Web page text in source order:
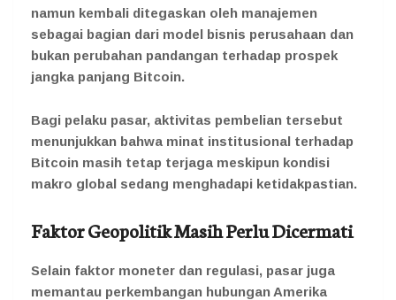
namun kembali ditegaskan oleh manajemen
sebagai bagian dari model bisnis perusahaan dan
bukan perubahan pandangan terhadap prospek
jangka panjang Bitcoin.
Bagi pelaku pasar, aktivitas pembelian tersebut
menunjukkan bahwa minat institusional terhadap
Bitcoin masih tetap terjaga meskipun kondisi
makro global sedang menghadapi ketidakpastian.
Faktor Geopolitik Masih Perlu Dicermati
Selain faktor moneter dan regulasi, pasar juga
memantau perkembangan hubungan Amerika